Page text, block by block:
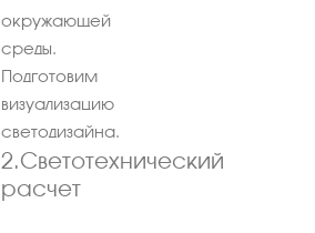
окружающей
среды.
Подготовим
визуализацию
светодизайна.
2.Светотехнический
расчет